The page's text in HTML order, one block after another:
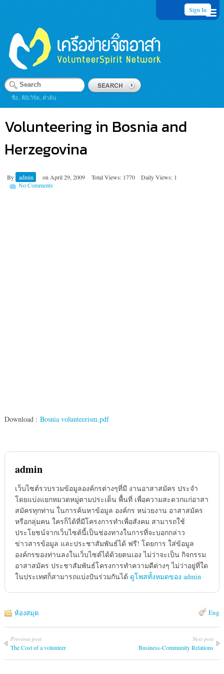
Sign In
ชื่อ, คีย์เวิร์ด, คำค้น
Volunteering in Bosnia and
Herzegovina
By admin on April 29, 2009 Total Views: 1770
Daily Views: 1
No Comments
Download : Bosnia volunteerism.pdf
admin
เว็บไซต์รวบรวมข้อมูลองค์กรต่างๆที่มี งานอาสาสมัคร ประจำ
โดยแบ่งแยกหมวดหมู่ตามประเด็น พื้นที่ เพื่อความสะดวกแก่อาสา
สมัครทุกท่าน ในการค้นหาข้อมูล องค์กร หน่วยงาน อาสาสมัคร
หรือกลุ่มคน ใครก็ได้ที่มีโครงการทำเพื่อสังคม สามารถใช้
ประโยชน์จากเว็บไซต์นี้เป็นช่องทางในการที่จะบอกกล่าว
ข่าวสารข้อมูล และประชาสัมพันธ์ได้ ฟรี! โดยการ ใส่ข้อมูล
องค์กรของท่านลงในเว็บไซต์ได้ด้วยตนเอง ไม่ว่าจะเป็น กิจกรรม
อาสาสมัคร ประชาสัมพันธ์โครงการทำความดีต่างๆ ไม่ว่าอยู่ที่ใด
ในประเทศก็สามารถแบ่งปันร่วมกันได้ ดูโพสทั้งหมดของ admin
Eng
ห้องสมุด
Previous post
The Cost of a volunteer
Next post
Business-Community Relations